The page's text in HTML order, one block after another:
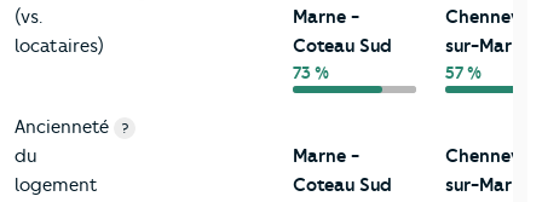
(vs.
locataires)
Marne -
Coteau Sud
73 %
sur-Marne
57 %
Ancienneté
du
logement
?
Marne -
Coteau Sud
sur-Marne